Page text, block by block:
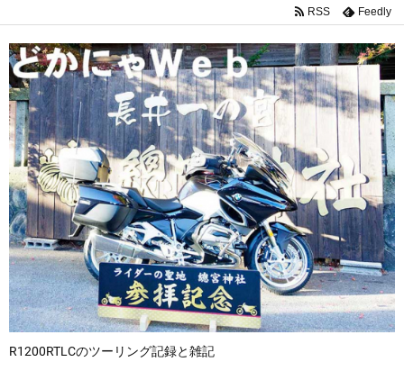
R1200RTLCのツーリング記録と雑記
RSS Feedly